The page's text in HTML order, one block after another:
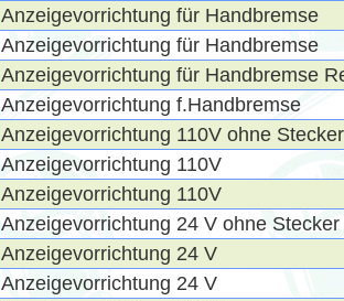
Anzeigevorrichtung für Handbremse
Anzeigevorrichtung für Handbremse
Anzeigevorrichtung für Handbremse
Anzeigevorrichtung f.Handbremse
Anzeigevorrichtung 110V ohne Stecker
Anzeigevorrichtung 110V
Anzeigevorrichtung 110V
Anzeigevorrichtung 24 V ohne Stecker
Anzeigevorrichtung 24 V
Anzeigevorrichtung 24 V